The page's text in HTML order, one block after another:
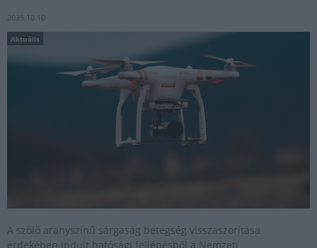
2025.10.10
Aktuális
A szőlő aranyszínű sárgaság betegség visszaszorítása
érdekében indult hatósági fellépésből a Nemzeti